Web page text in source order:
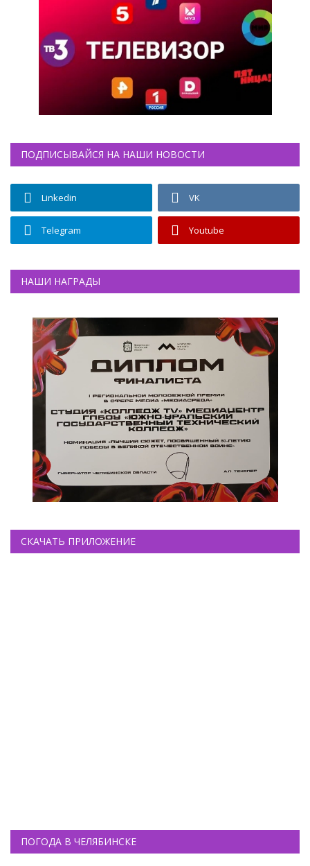
ПОДПИСЫВАЙСЯ НА НАШИ НОВОСТИ
Linkedin VK
Telegram Youtube
НАШИ НАГРАДЫ
СКАЧАТЬ ПРИЛОЖЕНИЕ
ПОГОДА В ЧЕЛЯБИНСКЕ